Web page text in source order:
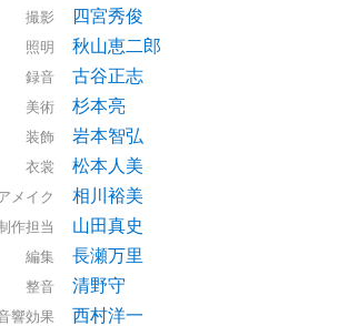
撮影 四宮秀俊
照明 秋山恵二郎
録音 古谷正志
美術 杉本亮
装飾 岩本智弘
衣裳 松本人美
メイク 相川裕美
作担当 山田真史
編集 長瀬万里
整音 清野守
響効果 西村洋一